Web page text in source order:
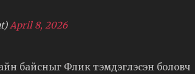
April 8, 2026
байсныг Флик тэмдэглэсэн боловч